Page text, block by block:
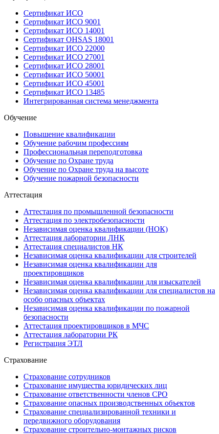
Сертификат ИСО
Сертификат ИСО 9001
Сертификат ИСО 14001
Сертификат OHSAS 18001
Сертификат ИСО 22000
Сертификат ИСО 27001
Сертификат ИСО 28001
Сертификат ИСО 50001
Сертификат ИСО 45001
Сертификат ИСО 13485
Интегрированная система менеджмента
Обучение
Повышение квалификации
Обучение рабочим профессиям
Профессиональная переподготовка
Обучение по Охране труда
Обучение по Охране труда на высоте
Обучение пожарной безопасности
Аттестация
Аттестация по промышленной безопасности
Аттестация по электробезопасности
Независимая оценка квалификации (НОК)
Аттестация лаборатории ЛНК
Аттестация специалистов НК
Независимая оценка квалификации для строителей
Независимая оценка квалификации для
проектировщиков
Независимая оценка квалификации для изыскателей
Независимая оценка квалификации для специалистов на
особо опасных объектах
Независимая оценка квалификации по пожарной
безопасности
Аттестация проектировщиков в МЧС
Аттестация лаборатории РК
Регистрация ЭТЛ
Страхование
Страхование сотрудников
Страхование имущества юридических лиц
Страхование ответственности членов СРО
Страхование опасных производственных объектов
Страхование специализированной техники и
передвижного оборудования
Страхование строительно-монтажных рисков